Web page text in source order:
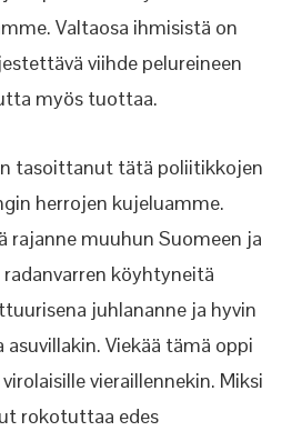
Valtaosa ihmisistä on
viihde pelureineen
myös tuottaa.
tasoittanut tätä poliitikkojen
herrojen kujeluamme.
rajanne muuhun Suomeen ja
köyhtyneitä
juhlananne ja hyvin
asuvillakin. Viekää tämä oppi
vieraillennekin. Miksi
rokotuttaa edes